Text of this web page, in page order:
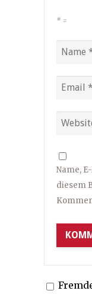
* =
Name,
diesem